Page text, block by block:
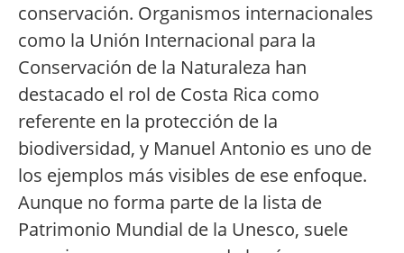
conservación. Organismos internacionales
como la Unión Internacional para la
Conservación de la Naturaleza han
destacado el rol de Costa Rica como
referente en la protección de la
biodiversidad, y Manuel Antonio es uno de
los ejemplos más visibles de ese enfoque.
Aunque no forma parte de la lista de
Patrimonio Mundial de la Unesco, suele